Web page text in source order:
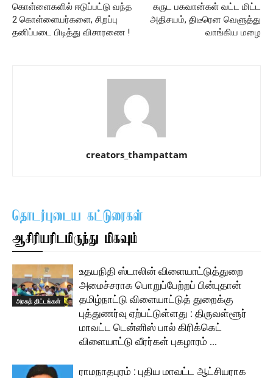
கொள்ளைகளில் ஈடுப்பட்டு வந்த
2 கொள்ளையர்களை, சிறப்பு
தனிப்படை பிடித்து விசாரணை !
கருட பகவான்கள் வட்ட மிட்ட
அதிசயம், திடீரென வெளுத்து
வாங்கிய மழை
creators_thampattam
தொடர்புடைய கட்டுரைகள்
ஆசிரியரிடமிருந்து மிகவும்
அரசுத் திட்டங்கள்
உதயநிதி ஸ்டாலின் விளையாட்டுத்துறை
அமைச்சராக பொறுப்பேற்றப் பின்புதான்
தமிழ்நாட்டு விளையாட்டுத் துறைக்கு
புத்துணர்வு ஏற்பட்டுள்ளது : திருவள்ளூர்
மாவட்ட டென்னிஸ் பால் கிரிக்கெட்
விளையாட்டு வீரர்கள் புகழாரம் …
ராமநாதபுரம் : புதிய மாவட்ட ஆட்சியராக